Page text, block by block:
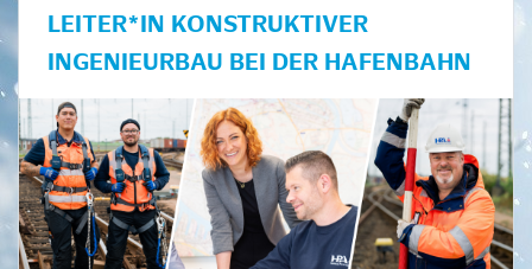
LEITER*IN KONSTRUKTIVER
INGENIEURBAU BEI DER HAFENBAHN